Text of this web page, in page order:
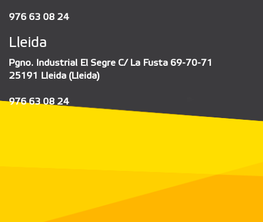
976 63 08 24
Lleida
Pgno. Industrial El Segre C/ La Fusta 69-70-71
25191 Lleida (Lleida)
976 63 08 24